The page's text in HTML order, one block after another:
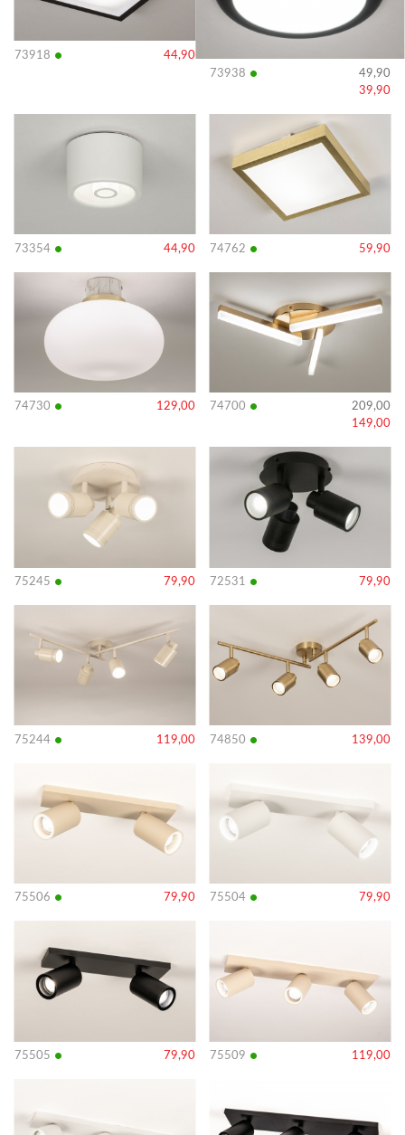
73918 •
44,90
73938 •
49,90
39,90
73354 • 44,90
Bekijk
74762 • 59,90
Bekijk
74730 • 129,00
Bekijk
74700 •
209,00
149,00
Bekijk
75245 • 79,90 72531 • 79,90
75244 • 119,00
Bekijk
74850 • 139,00
Bekijk
75506 • 79,90
details
75504 • 79,90
75505 • 79,90 75509 • 119,00